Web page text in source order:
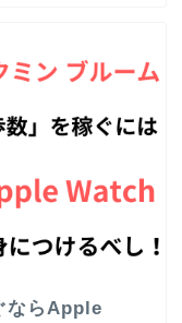
ならApple